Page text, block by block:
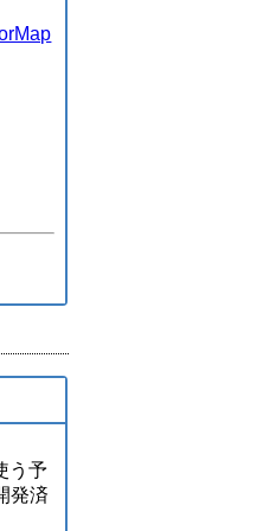
う予
発済